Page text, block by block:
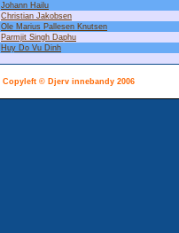
Johann Hailu
Christian Jakobsen
Ole Marius Pallesen Knutsen
Parmjit Singh Daphu
Huy Do Vu Dinh
Copyleft © Djerv innebandy 2006